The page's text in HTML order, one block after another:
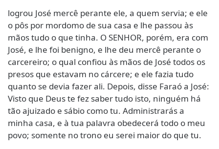
logrou José mercê perante ele, a quem servia; e ele
o pôs por mordomo de sua casa e lhe passou às
mãos tudo o que tinha. O SENHOR, porém, era com
José, e lhe foi benigno, e lhe deu mercê perante o
carcereiro; o qual confiou às mãos de José todos os
presos que estavam no cárcere; e ele fazia tudo
quanto se devia fazer ali. Depois, disse Faraó a José:
Visto que Deus te fez saber tudo isto, ninguém há
tão ajuizado e sábio como tu. Administrarás a
minha casa, e à tua palavra obedecerá todo o meu
povo; somente no trono eu serei maior do que tu.